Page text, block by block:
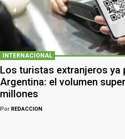
INTERNACIONAL
Los turistas extranjeros ya
Argentina: el volumen
millones
Por REDACCION